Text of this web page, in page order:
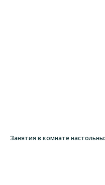
Занятия в комнате